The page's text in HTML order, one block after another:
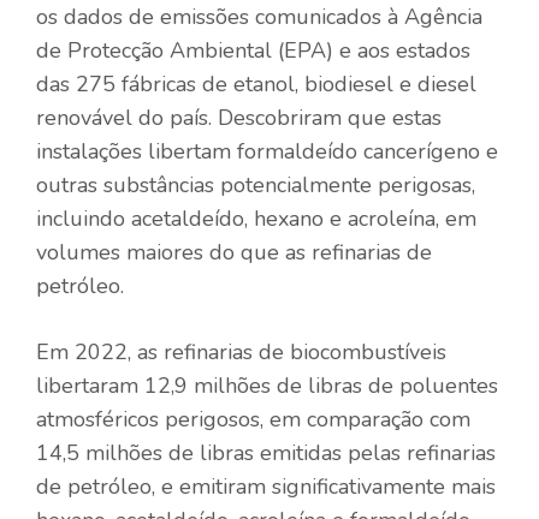
os dados de emissões comunicados à Agência
de Protecção Ambiental (EPA) e aos estados
das 275 fábricas de etanol, biodiesel e diesel
renovável do país. Descobriram que estas
instalações libertam formaldeído cancerígeno e
outras substâncias potencialmente perigosas,
incluindo acetaldeído, hexano e acroleína, em
volumes maiores do que as refinarias de
petróleo.
Em 2022, as refinarias de biocombustíveis
libertaram 12,9 milhões de libras de poluentes
atmosféricos perigosos, em comparação com
14,5 milhões de libras emitidas pelas refinarias
de petróleo, e emitiram significativamente mais